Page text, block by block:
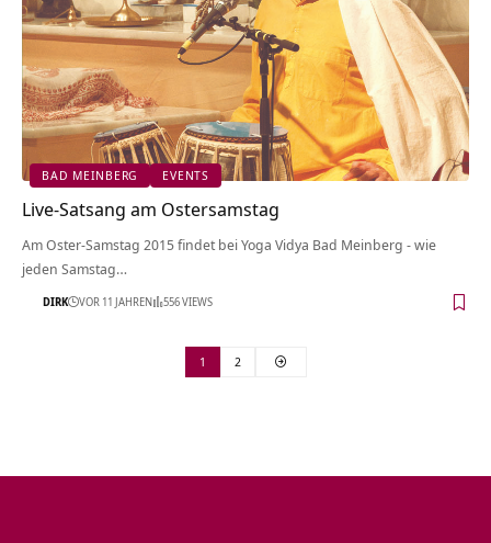
BAD MEINBERG EVENTS
Live-Satsang am Ostersamstag
Am Oster-Samstag 2015 findet bei Yoga Vidya Bad Meinberg - wie
jeden Samstag…
DIRK VOR 11 JAHREN 556 VIEWS
1 2